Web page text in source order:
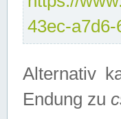
43ec-
Alternativ
Endung zu